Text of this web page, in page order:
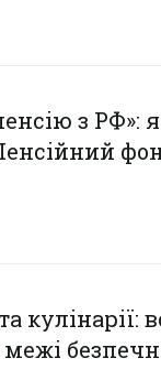
з РФ»:
кулінарії: